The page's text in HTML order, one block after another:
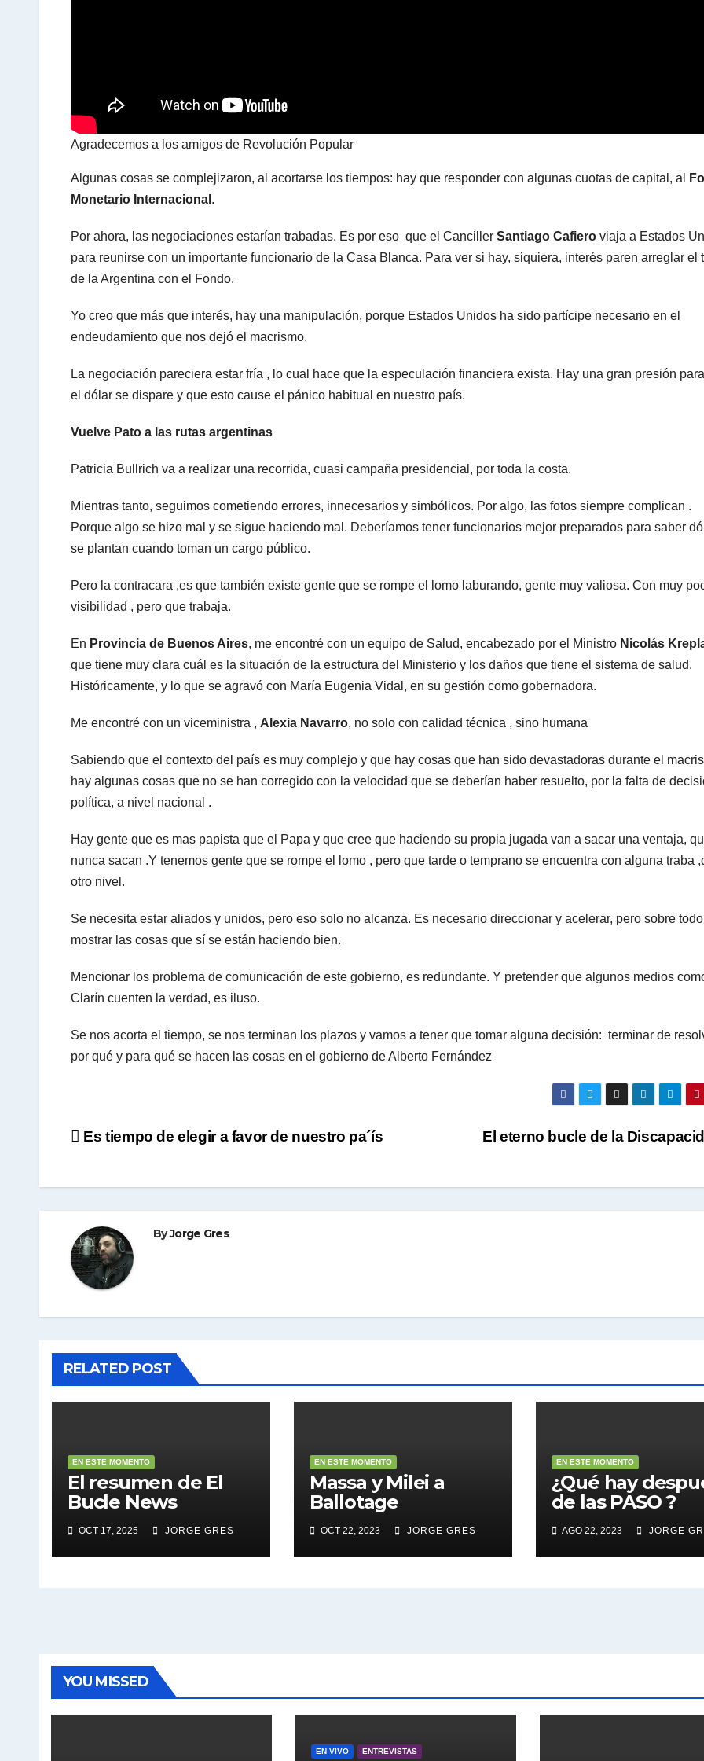
p
Agradecemos a los amigos de Revolución Popular
Algunas cosas se complejizaron, al acortarse los tiempos: hay que responder con algunas cuotas de capital, al
Monetario Internacional .
Por ahora, las negociaciones estarían trabadas. Es por eso que el Canciller Santiago Cafiero viaja a Estados
para reunirse con un importante funcionario de la Casa Blanca. Para ver si hay, siquiera, interés paren arreglar el
de la Argentina con el Fondo.
Yo creo que más que interés, hay una manipulación, porque Estados Unidos ha sido partícipe necesario en el
endeudamiento que nos dejó el macrismo.
La negociación pareciera estar fría , lo cual hace que la especulación financiera exista. Hay una gran presión
el dólar se dispare y que esto cause el pánico habitual en nuestro país.
Vuelve Pato a las rutas argentinas
Patricia Bullrich va a realizar una recorrida, cuasi campaña presidencial, por toda la costa.
Mientras tanto, seguimos cometiendo errores, innecesarios y simbólicos. Por algo, las fotos siempre complican .
Porque algo se hizo mal y se sigue haciendo mal. Deberíamos tener funcionarios mejor preparados para saber
se plantan cuando toman un cargo público.
Pero la contracara ,es que también existe gente que se rompe el lomo laburando, gente muy valiosa. Con muy
visibilidad , pero que trabaja.
En Provincia de Buenos Aires, me encontré con un equipo de Salud, encabezado por el Ministro Nicolás
que tiene muy clara cuál es la situación de la estructura del Ministerio y los daños que tiene el sistema de salud.
Históricamente, y lo que se agravó con María Eugenia Vidal, en su gestión como gobernadora.
Me encontré con un viceministra , Alexia Navarro, no solo con calidad técnica , sino humana
Sabiendo que el contexto del país es muy complejo y que hay cosas que han sido devastadoras durante el
hay algunas cosas que no se han corregido con la velocidad que se deberían haber resuelto, por la falta de
política, a nivel nacional .
Hay gente que es mas papista que el Papa y que cree que haciendo su propia jugada van a sacar una ventaja,
nunca sacan .Y tenemos gente que se rompe el lomo , pero que tarde o temprano se encuentra con alguna traba
otro nivel.
Se necesita estar aliados y unidos, pero eso solo no alcanza. Es necesario direccionar y acelerar, pero sobre
mostrar las cosas que sí se están haciendo bien.
Mencionar los problema de comunicación de este gobierno, es redundante. Y pretender que algunos medios
Clarín cuenten la verdad, es iluso.
Se nos acorta el tiempo, se nos terminan los plazos y vamos a tener que tomar alguna decisión: terminar de
por qué y para qué se hacen las cosas en el gobierno de Alberto Fernández
Navegación
entradas
El eterno bucle de la
Es tiempo de elegir a favor de nuestro pa´ís
ByJorge Gres
RELATED POST
EN ESTE MOMENTO
El resumen de El
Bucle News
OCT 17, 2025 JORGE GRES
EN ESTE MOMENTO
Massa y Milei a
Ballotage
OCT 22, 2023 JORGE GRES
EN ESTE MOMENTO
¿Qué hay
de las PASO ?
AGO 22, 2023 JORGE
YOU MISSED
EN VIVO ENTREVISTAS